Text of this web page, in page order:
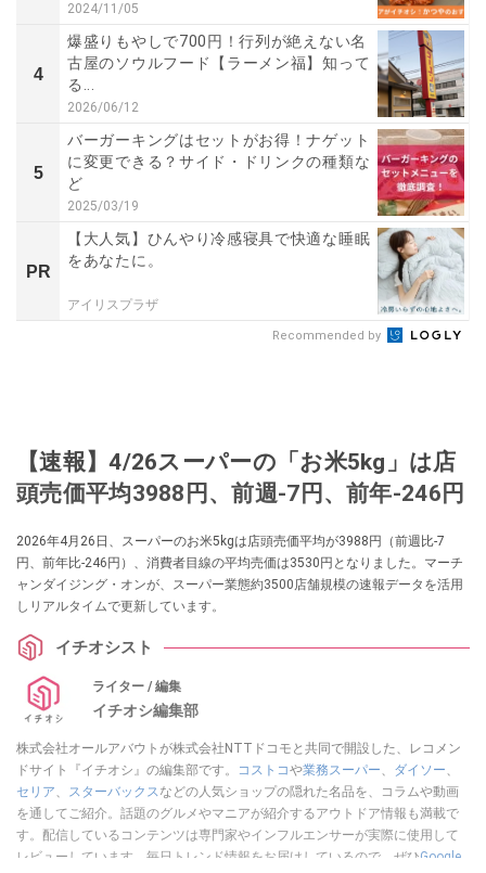
2024/11/05
4
爆盛りもやしで700円！行列が絶えない名
古屋のソウルフード【ラーメン福】知って
る...
2026/06/12
5
バーガーキングはセットがお得！ナゲット
に変更できる？サイド・ドリンクの種類な
ど
2025/03/19
PR
【大人気】ひんやり冷感寝具で快適な睡眠
をあなたに。
アイリスプラザ
Recommended by
【速報】4/26スーパーの「お米5kg」は店
頭売価平均3988円、前週-7円、前年-246円
2026年4月26日、スーパーのお米5kgは店頭売価平均が3988円（前週比-7
円、前年比-246円）、消費者目線の平均売価は3530円となりました。マーチ
ャンダイジング・オンが、スーパー業態約3500店舗規模の速報データを活用
しリアルタイムで更新しています。
イチオシスト
ライター / 編集
イチオシ編集部
株式会社オールアバウトが株式会社NTTドコモと共同で開設した、レコメン
ドサイト『イチオシ』の編集部です。
コストコや業務スーパー、 ダイソー、
セリア、 スターバックスなどの人気ショップの隠れた名品を、コラムや動画
を通してご紹介。話題のグルメやマニアが紹介するアウトドア情報も満載で
す。配信しているコンテンツは専門家やインフルエンサーが実際に使用して
レビューしています。毎日トレンド情報をお届けしているので、ぜひGoogle